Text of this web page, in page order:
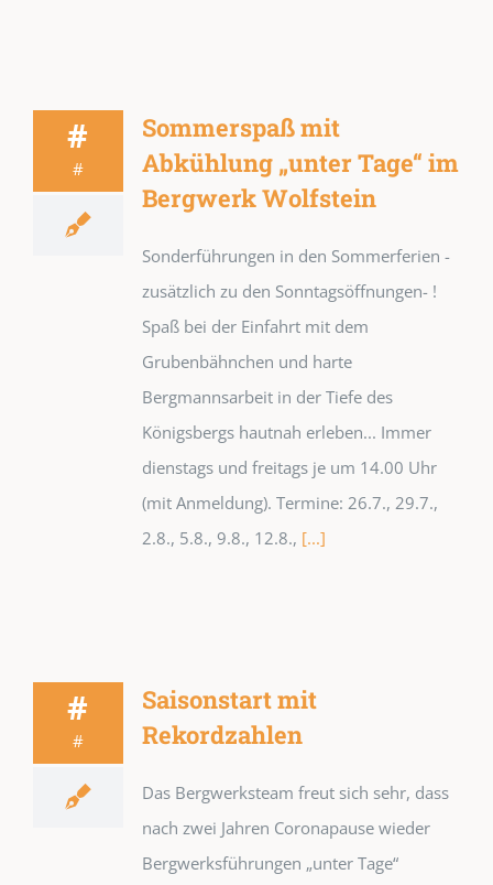
#
#
Sommerspaß mit
Abkühlung „unter Tage“ im
Bergwerk Wolfstein
Sonderführungen in den Sommerferien -
zusätzlich zu den Sonntagsöffnungen- !
Spaß bei der Einfahrt mit dem
Grubenbähnchen und harte
Bergmannsarbeit in der Tiefe des
Königsbergs hautnah erleben... Immer
dienstags und freitags je um 14.00 Uhr
(mit Anmeldung). Termine: 26.7., 29.7.,
2.8., 5.8., 9.8., 12.8., [...]
#
#
Saisonstart mit
Rekordzahlen
Das Bergwerksteam freut sich sehr, dass
nach zwei Jahren Coronapause wieder
Bergwerksführungen „unter Tage“